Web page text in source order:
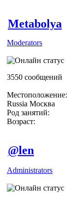
Metabolya
Moderators
3550 сообщений
Местоположение:
Russia Москва
Род занятий:
Возраст:
@len
Administrators